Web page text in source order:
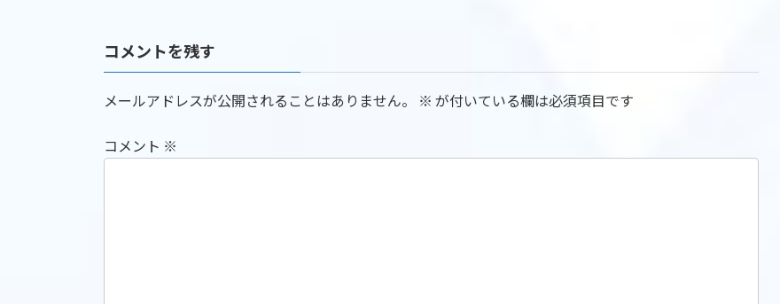
コメントを残す
メールアドレスが公開されることはありません。 ※ が付いている欄は必須項目です
コメント ※